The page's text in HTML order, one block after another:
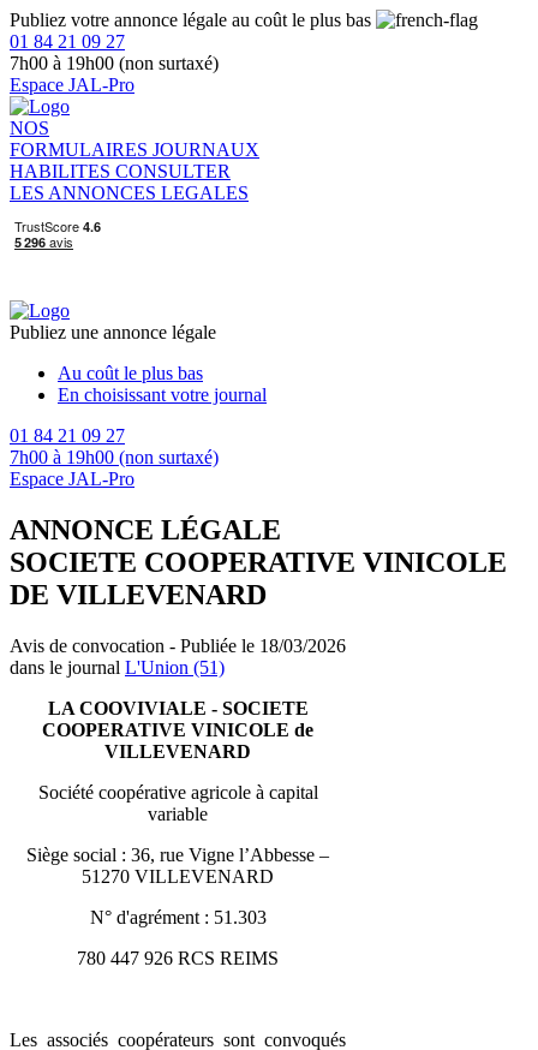
Publiez votre annonce légale au coût le plus bas
01 84 21 09 27
7h00 à 19h00 (non surtaxé)
Espace JAL-Pro
NOS
FORMULAIRES JOURNAUX
HABILITES CONSULTER
LES ANNONCES LEGALES
Publiez une annonce légale
Au coût le plus bas
En choisissant votre journal
01 84 21 09 27
7h00 à 19h00 (non surtaxé)
Espace JAL-Pro
ANNONCE LÉGALE
SOCIETE COOPERATIVE VINICOLE
DE VILLEVENARD
Avis de convocation - Publiée le 18/03/2026
dans le journal L'Union (51)
LA COOVIVIALE - SOCIETE
COOPERATIVE VINICOLE de
VILLEVENARD
Société coopérative agricole à capital
variable
Siège social : 36, rue Vigne l’Abbesse –
51270 VILLEVENARD
N° d'agrément : 51.303
780 447 926 RCS REIMS
Les associés coopérateurs sont convoqués